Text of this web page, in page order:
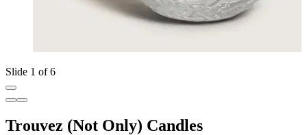
Slide 1 of 6
Trouvez (Not Only) Candles